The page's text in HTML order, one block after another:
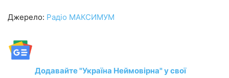
Джерело: Радіо МАКСИМУМ
Додавайте "Україна Неймовірна" у свої